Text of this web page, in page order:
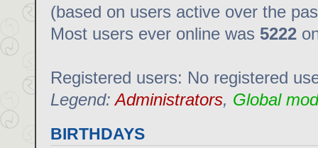
(based on users active over the
Most users ever online was 5222
Registered users: No registered
Legend:Administrators, Global
BIRTHDAYS